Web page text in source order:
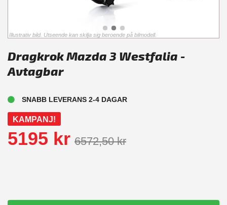
Illustrativ bild. Utseende kan skilja sig beroende på bilmodell.
Dragkrok Mazda 3 Westfalia -
Avtagbar
SNABB LEVERANS 2-4 DAGAR
KAMPANJ!
5195 kr 6572,50 kr